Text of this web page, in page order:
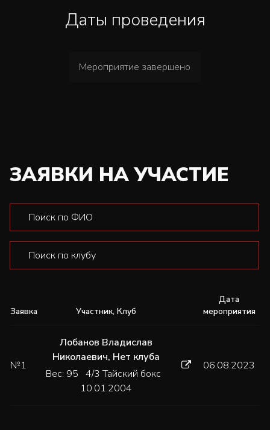
Даты проведения
Мероприятие завершено
ЗАЯВКИ НА УЧАСТИЕ
Заявка Участник, Клуб
Дата
мероприятия
№1
Лобанов Владислав
Николаевич, Нет клуба
Вес: 95 4/3 Тайский бокс
10.01.2004
06.08.2023